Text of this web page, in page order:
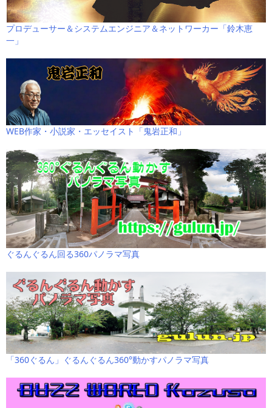
プロデューサー＆システムエンジニア＆ネットワーカー「鈴木恵
一」
WEB作家・小説家・エッセイスト「鬼岩正和」
ぐるんぐるん回る360パノラマ写真
「360ぐるん」ぐるんぐるん360°動かすパノラマ写真